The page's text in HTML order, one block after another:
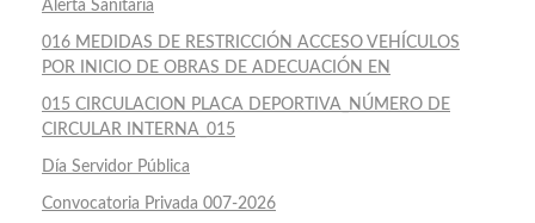
Alerta Sanitaria
016 MEDIDAS DE RESTRICCIÓN ACCESO VEHÍCULOS
POR INICIO DE OBRAS DE ADECUACIÓN EN
015 CIRCULACION PLACA DEPORTIVA_NÚMERO DE
CIRCULAR INTERNA_015
Día Servidor Pública
Convocatoria Privada 007-2026